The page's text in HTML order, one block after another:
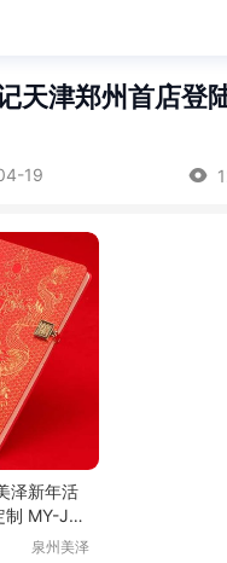
天津郑州首店登
19
泽新年活
制 MY-JS
泉州美泽